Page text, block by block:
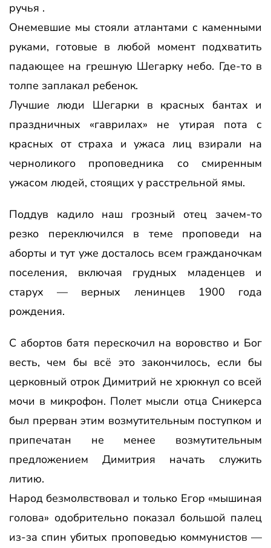
ручья .
Онемевшие мы стояли атлантами с каменными
руками, готовые в любой момент подхватить
падающее на грешную Шегарку небо. Где-то в
толпе заплакал ребенок.
Лучшие люди Шегарки в красных бантах и
праздничных «гаврилах» не утирая пота с
красных от страха и ужаса лиц взирали на
черноликого проповедника со смиренным
ужасом людей, стоящих у расстрельной ямы.
Поддув кадило наш грозный отец зачем-то
резко переключился в теме проповеди на
аборты и тут уже досталось всем гражданочкам
поселения, включая грудных младенцев и
старух — верных ленинцев 1900 года
рождения.
С абортов батя перескочил на воровство и Бог
весть, чем бы всё это закончилось, если бы
церковный отрок Димитрий не хрюкнул со всей
мочи в микрофон. Полет мысли отца Сникерса
был прерван этим возмутительным поступком и
припечатан не менее возмутительным
предложением Димитрия начать служить
литию.
Народ безмолвствовал и только Егор «мышиная
голова» одобрительно показал большой палец
из-за спин убитых проповедью коммунистов —